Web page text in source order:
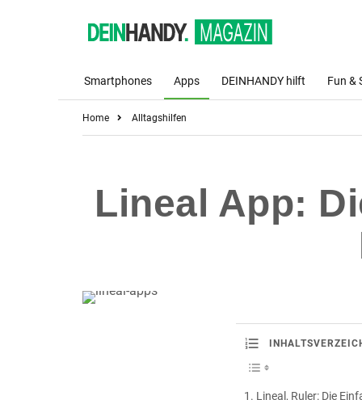
Smartphones Apps DEINHANDY hilft Fun &
Home Alltagshilfen
Lineal App:
Lineal, Ruler: Die